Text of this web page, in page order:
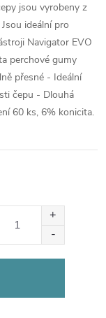
jsou vyrobeny z
ideální pro
Navigator EVO
perchové gumy
přesné - Ideální
čepu - Dlouhá
60 ks, 6% konicita.